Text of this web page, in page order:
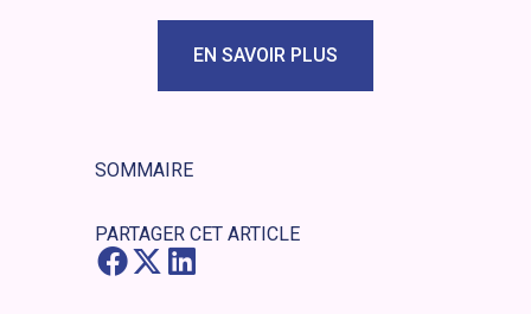
EN SAVOIR PLUS
SOMMAIRE
PARTAGER CET ARTICLE